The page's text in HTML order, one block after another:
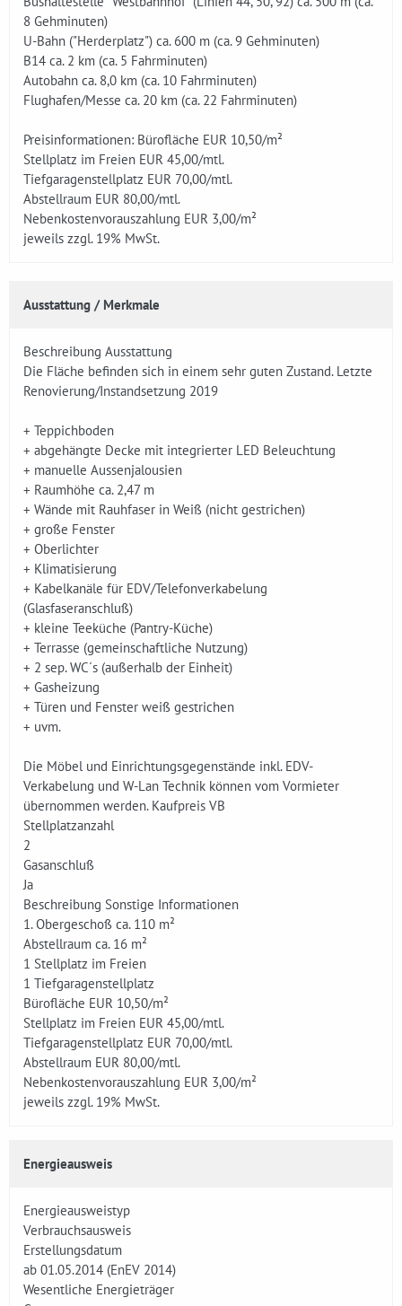
8 Gehminuten)
U-Bahn ("Herderplatz") ca. 600 m (ca. 9 Gehminuten)
B14 ca. 2 km (ca. 5 Fahrminuten)
Autobahn ca. 8,0 km (ca. 10 Fahrminuten)
Flughafen/Messe ca. 20 km (ca. 22 Fahrminuten)
Preisinformationen: Bürofläche EUR 10,50/m²
Stellplatz im Freien EUR 45,00/mtl.
Tiefgaragenstellplatz EUR 70,00/mtl.
Abstellraum EUR 80,00/mtl.
Nebenkostenvorauszahlung EUR 3,00/m²
jeweils zzgl. 19% MwSt.
Ausstattung / Merkmale
Beschreibung Ausstattung
Die Fläche befinden sich in einem sehr guten Zustand. Letzte
Renovierung/Instandsetzung 2019
+ Teppichboden
+ abgehängte Decke mit integrierter LED Beleuchtung
+ manuelle Aussenjalousien
+ Raumhöhe ca. 2,47 m
+ Wände mit Rauhfaser in Weiß (nicht gestrichen)
+ große Fenster
+ Oberlichter
+ Klimatisierung
+ Kabelkanäle für EDV/Telefonverkabelung
(Glasfaseranschluß)
+ kleine Teeküche (Pantry-Küche)
+ Terrasse (gemeinschaftliche Nutzung)
+ 2 sep. WC´s (außerhalb der Einheit)
+ Gasheizung
+ Türen und Fenster weiß gestrichen
+ uvm.
Die Möbel und Einrichtungsgegenstände inkl. EDV-
Verkabelung und W-Lan Technik können vom Vormieter
übernommen werden. Kaufpreis VB
Stellplatzanzahl
2
Gasanschluß
Ja
Beschreibung Sonstige Informationen
1. Obergeschoß ca. 110 m²
Abstellraum ca. 16 m²
1 Stellplatz im Freien
1 Tiefgaragenstellplatz
Bürofläche EUR 10,50/m²
Stellplatz im Freien EUR 45,00/mtl.
Tiefgaragenstellplatz EUR 70,00/mtl.
Abstellraum EUR 80,00/mtl.
Nebenkostenvorauszahlung EUR 3,00/m²
jeweils zzgl. 19% MwSt.
Energieausweis
Energieausweistyp
Verbrauchsausweis
Erstellungsdatum
ab 01.05.2014 (EnEV 2014)
Wesentliche Energieträger